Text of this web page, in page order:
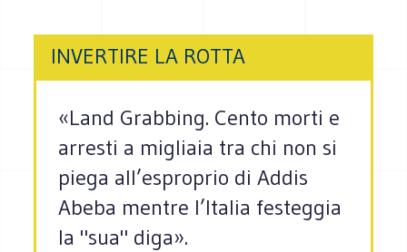
INVERTIRE LA ROTTA
«Land Grabbing. Cento morti e
arresti a migliaia tra chi non si
piega all’esproprio di Addis
Abeba mentre l’Italia festeggia
la "sua" diga».